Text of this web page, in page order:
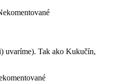
uvaríme). Tak ako Kukučín,